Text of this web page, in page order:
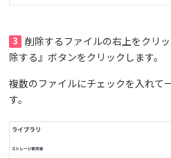
3
削除するファイルの右上をクリ
除する』ボタンをクリックします。
複数のファイルにチェックを入れて
す。